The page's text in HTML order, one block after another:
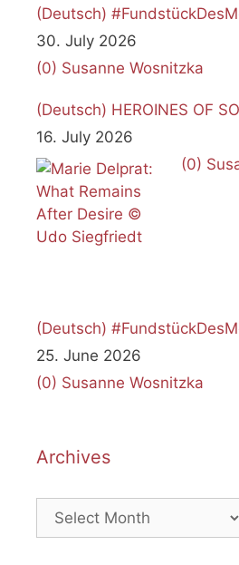
(Deutsch)
30. July 2026
(0) Susanne Wosnitzka
(Deutsch) HEROINES OF
16. July 2026
(0)
(Deutsch)
25. June 2026
(0) Susanne Wosnitzka
Archives
Archives